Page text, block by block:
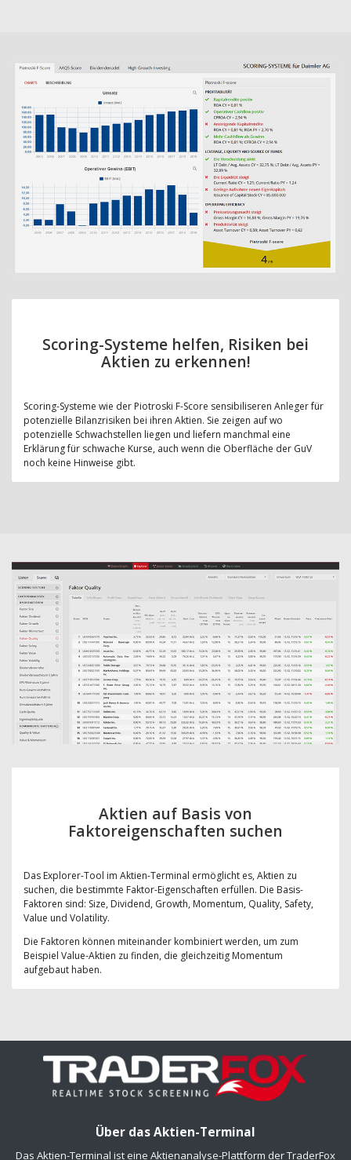
Scoring-Systeme helfen, Risiken bei
Aktien zu erkennen!
Scoring-Systeme wie der Piotroski F-Score sensibiliseren Anleger für
potenzielle Bilanzrisiken bei ihren Aktien. Sie zeigen auf wo
potenzielle Schwachstellen liegen und liefern manchmal eine
Erklärung für schwache Kurse, auch wenn die Oberfläche der GuV
noch keine Hinweise gibt.
Aktien auf Basis von
Faktoreigenschaften suchen
Das Explorer-Tool im Aktien-Terminal ermöglicht es, Aktien zu
suchen, die bestimmte Faktor-Eigenschaften erfüllen. Die Basis-
Faktoren sind: Size, Dividend, Growth, Momentum, Quality, Safety,
Value und Volatility.
Die Faktoren können miteinander kombiniert werden, um zum
Beispiel Value-Aktien zu finden, die gleichzeitig Momentum
aufgebaut haben.
Über das Aktien-Terminal
Das Aktien-Terminal ist eine Aktienanalyse-Plattform der TraderFox